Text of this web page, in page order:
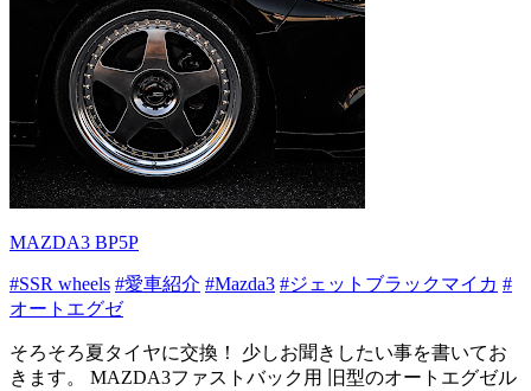
MAZDA3 BP5P
#SSR wheels #愛車紹介 #Mazda3 #ジェットブラックマイカ #
オートエグゼ
そろそろ夏タイヤに交換！ 少しお聞きしたい事を書いてお
きます。 MAZDA3ファストバック用 旧型のオートエグゼル